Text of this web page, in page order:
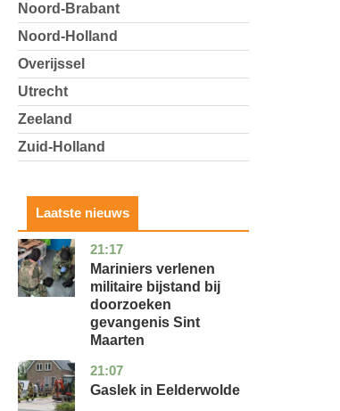
Noord-Brabant
Noord-Holland
Overijssel
Utrecht
Zeeland
Zuid-Holland
Laatste nieuws
21:17
buitenland
Mariniers verlenen
militaire bijstand bij
doorzoeken
gevangenis Sint
Maarten
21:07
drenthe
nieuws
Gaslek in Eelderwolde